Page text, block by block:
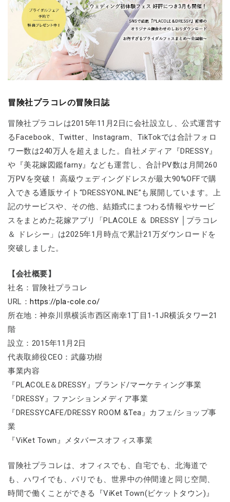
冒険社プラコレの冒険日誌
冒険社プラコレは2015年11月2日に会社設立し、公式運営す
るFacebook、Twitter、Instagram、TikTokでは合計フォロ
ワー数は240万人を超えました。自社メディア『DRESSY』
や『美花嫁図鑑farny』なども運営し、合計PV数は月間260
万PVを突破！ 高級ウェディングドレスが最大90%OFFで購
入できる通販サイト“DRESSYONLINE”も展開しています。上
記のサービスや、その他、結婚式にまつわる情報やサービ
スをまとめた花嫁アプリ「PLACOLE ＆ DRESSY │プラコレ
＆ ドレシー」は2025年1月時点で累計21万ダウンロードを
突破しました。
【会社概要】
社名：冒険社プラコレ
URL：https://pla-cole.co/
所在地：神奈川県横浜市西区南幸1丁目1-1JR横浜タワー21
階
設立：2015年11月2日
代表取締役CEO：武藤功樹
事業内容
『PLACOLE＆DRESSY』ブランド/マーケティング事業
『DRESSY』ファンションメディア事業
『DRESSYCAFE/DRESSY ROOM &Tea』カフェ/ショップ事
業
『ViKet Town』メタバースオフィス事業
冒険社プラコレは、オフィスでも、自宅でも、北海道で
も、ハワイでも、パリでも、世界中の仲間達と同じ空間、
時間で働くことができる『ViKet Town(ビケットタウン)』